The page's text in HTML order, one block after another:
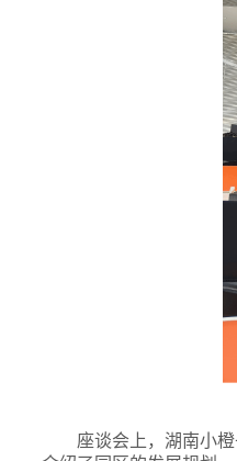
座谈会上，湖南小